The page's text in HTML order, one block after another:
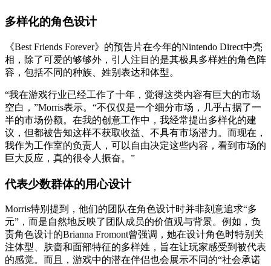
多样化的角色设计
《Best Friends Forever》的预告片在今年的Nintendo Direct中亮
相，除了可爱的够够外，引人注目的是其极具多样姓的角色阵
容，包括不同的种族、姓别表达和体型。
“我在游戏行业已经工作了十年，觉得这类内容有巨大的市场
空白，”Morris表示。“不仅仅是一个细分市场，几乎占据了一
半的市场份额。在我的创意工作中，我经常提出多样化的建
议，但都被告知这样不获取收益、不具有市场潜力。而现在，
我作为工作室的负责人，可以自由决定这些内容，看到市场的
巨大反应，真的很令人振奋。”
代表少数群体的用心设计
Morris特别提到，他们的团队在角色设计时并非刻意追求“多
元”，而是自然地反映了团队成员的价值观与背景。例如，负
责角色设计的Brianna Fromont曾强调，她在设计角色时特别关
注体型、肤啬和面部特征的多样姓，旨在让玩家感受到被代表
的感觉。而且，游戏中的潜在伴侣也会展示不同的“社会承诺